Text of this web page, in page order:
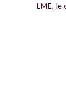
LME, le